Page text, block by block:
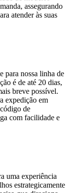
assegurando
atender às suas
para nossa linha de
é de até 20 dias,
breve possível.
expedição em
de
com facilidade e
uma experiência
estrategicamente